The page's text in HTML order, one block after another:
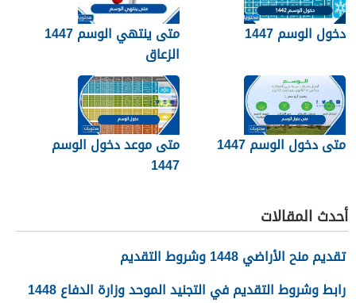
دخول الوسم 1447
متى ينتهي الوسم 1447
الزعاق
متى دخول الوسم 1447
متى موعد دخول الوسم
1447
أحدث المقالات
تقديم منح الأراضي 1448 وشروط التقديم
رابط وشروط التقديم في التجنيد الموحد وزارة الدفاع 1448